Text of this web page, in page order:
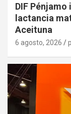
DIF
lactancia
Aceituna
6 agosto, 2026